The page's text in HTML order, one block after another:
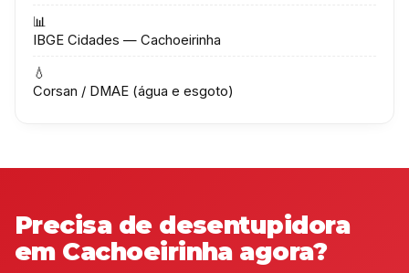
📊
IBGE Cidades — Cachoeirinha
💧
Corsan / DMAE (água e esgoto)
Precisa de desentupidora
em Cachoeirinha agora?